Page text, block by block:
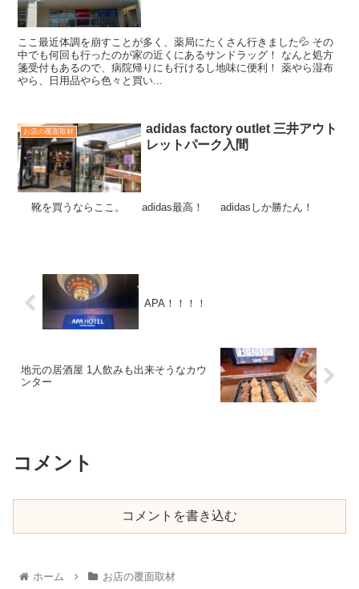
ここ最近体調を崩すことが多く、薬局にたくさん行きました💦 その
中でも何回も行ったのが家の近くにあるサンドラッグ！ なんと処方
箋受付もあるので、病院帰りにも行けるし地味に便利！ 薬やら湿布
やら、日用品やら色々と買い...
お店の覆面取材
adidas factory outlet 三井アウト
レットパーク入間
靴を買うならここ。 adidas最高！ adidasしか勝たん！
APA！！！！
地元の居酒屋 1人飲みも出来そうなカウ
ンター
コメント
コメントを書き込む
ホーム お店の覆面取材